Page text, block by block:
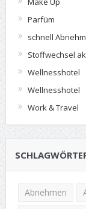
Parfüm
schnell
Stoffwechsel
Wellnesshotel
Wellnesshotel
Work & Travel
Abnehmen